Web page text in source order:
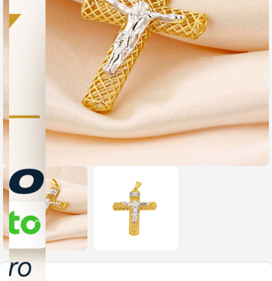
Click to enlarge